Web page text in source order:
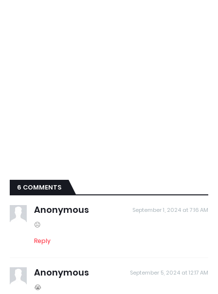
6 COMMENTS
Anonymous September 1, 2024 at 7:16 AM
☹️
Reply
Anonymous September 5, 2024 at 12:17 AM
😭